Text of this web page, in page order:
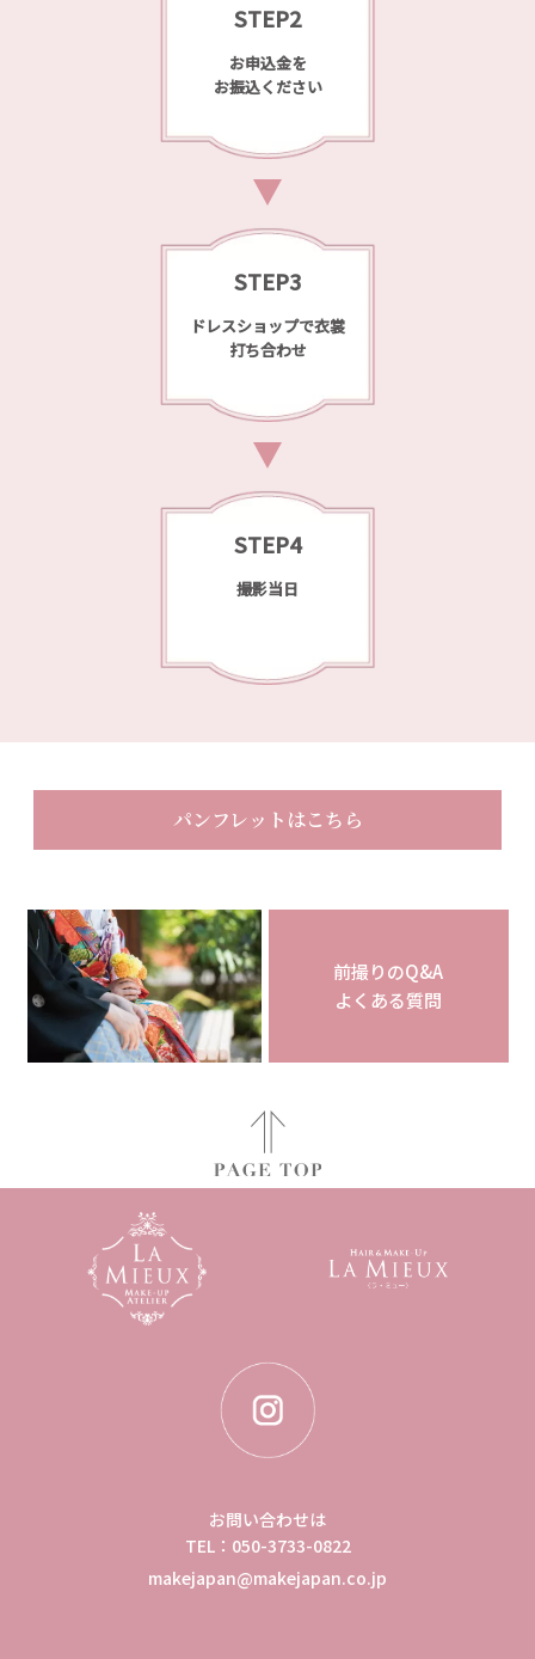
STEP2
お申込金を
お振込ください
STEP3
ドレスショップで衣裳
打ち合わせ
STEP4
撮影当日
パンフレットはこちら
前撮りのQ&A
よくある質問
お問い合わせは
TEL：050-3733-0822
makejapan@makejapan.co.jp